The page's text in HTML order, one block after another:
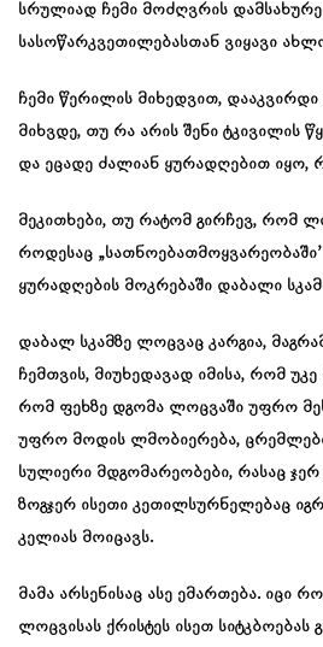
სრულიად ჩემი მოძღვრის
სასოწარკვეთილებასთან ვიყავი
ჩემი წერილის მიხედვით,
მიხვდე, თუ რა არის შენი ტკივილის
და ეცადე ძალიან ყურადღებით იყო,
მეკითხები, თუ რატომ გირჩევ, რომ
როდესაც
ყურადღების მოკრებაში დაბალი
დაბალ სკამზე ლოცვაც კარგია,
ჩემთვის, მიუხედავად იმისა, რომ
რომ ფეხზე დგომა ლოცვაში უფრო
უფრო მოდის ლმობიერება,
სულიერი მდგომარეობები, რასაც ჯერ
ზოგჯერ ისეთი კეთილსურნელებაც
კელიას მოიცავს.
მამა არსენისაც ასე ემართება. იცი
ლოცვისას ქრისტეს ისეთ სიტკბოებას